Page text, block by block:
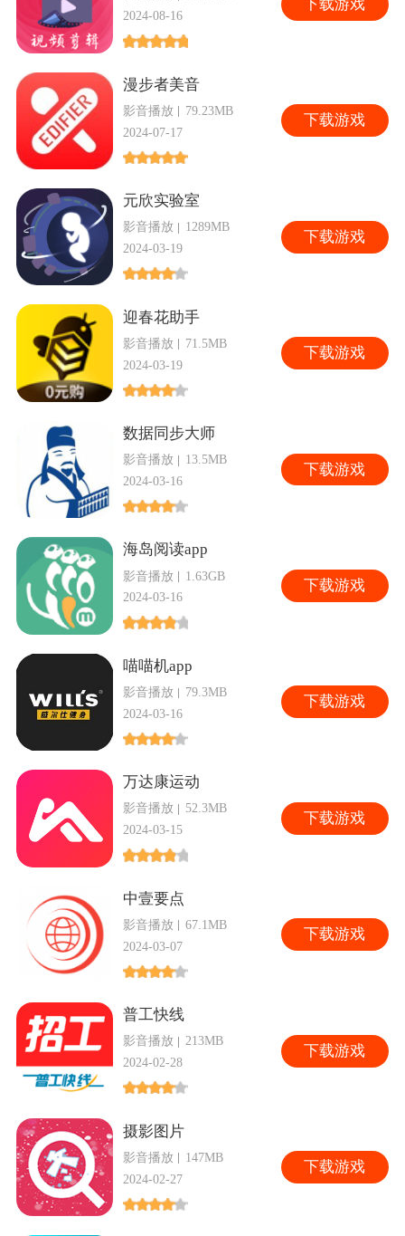
2024-08-16
下载游戏
漫步者美音
影音播放
79.23MB
2024-07-17
下载游戏
元欣实验室
影音播放
1289MB
2024-03-19
下载游戏
迎春花助手
影音播放
71.5MB
2024-03-19
下载游戏
数据同步大师
影音播放
13.5MB
2024-03-16
下载游戏
海岛阅读app
影音播放
1.63GB
2024-03-16
下载游戏
喵喵机app
影音播放
79.3MB
2024-03-16
下载游戏
万达康运动
影音播放
52.3MB
2024-03-15
下载游戏
中壹要点
影音播放
67.1MB
2024-03-07
下载游戏
普工快线
影音播放
213MB
2024-02-28
下载游戏
摄影图片
影音播放
147MB
2024-02-27
下载游戏